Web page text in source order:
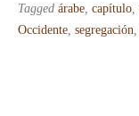
Tagged árabe capítulo
Occidente segregación